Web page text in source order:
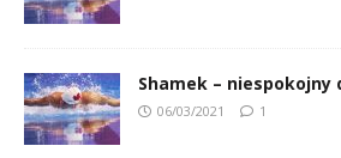
Shamek – niespokojny
06/03/2021 1